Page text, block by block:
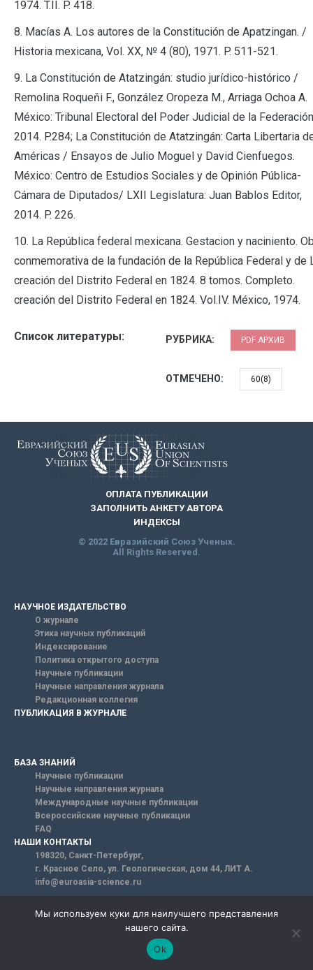
1974. T.II. P. 418.
8. Macías A. Los autores de la Constitución de Apatzingan. /
Historia mexicana, Vol. XX, № 4 (80), 1971. P. 511-521.
9. La Constitución de Atatzingán: studio jurídico-histórico /
Remolina Roqueňi F., González Oropeza M., Arriaga Ochoa A.
México: Tribunal Electoral del Poder Judicial de la
2014. P.284; La Constitución de Atatzingán: Carta Libertaria
Américas / Ensayos de Julio Moguel y David Cienfuegos.
México: Centro de Estudios Sociales y de Opinión Pública-
Cámara de Diputados/ LXII Legislatura: Juan Bablos Editor,
2014. P. 226.
10. La República federal mexicana. Gestacion y naciniento.
conmemorativa de la fundación de la República Federal y de
creación del Distrito Federal en 1824. 8 tomos. Completo.
creación del Distrito Federal en 1824. Vol.IV. México, 1974.
Список литературы: РУБРИКА: PDF АРХИВ
ОТМЕЧЕНО: 60(8)
ОПЛАТА ПУБЛИКАЦИИ
ЗАПОЛНИТЬ АНКЕТУ АВТОРА
ИНДЕКСЫ
© 2022 Евразийский Союз Ученых.
All Rights Reserved.
НАУЧНОЕ ИЗДАТЕЛЬСТВО
О журнале
Этика научных публикаций
Индексирование
Политика открытого доступа
Научные публикации
Научные направления журнала
Редакционная коллегия
ПУБЛИКАЦИЯ В ЖУРНАЛЕ
БАЗА ЗНАНИЙ
Научные публикации
Научные направления журнала
Международные научные публикации
Всероссийские научные публикации
FAQ
НАШИ КОНТАКТЫ
198320, Санкт-Петербург,
г. Красное Село, ул. Геологическая, дом 44, ЛИТ А.
info@euroasia-science.ru
Email*
Мы используем куки для наилучшего представления
нашего сайта.
Ok